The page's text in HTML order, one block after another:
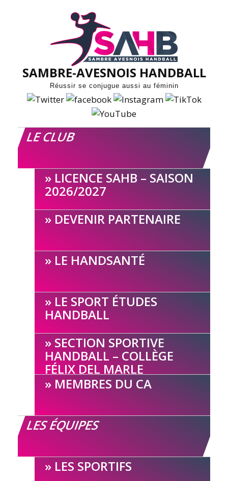
SAMBRE-AVESNOIS HANDBALL
Réussir se conjugue aussi au féminin
LE CLUB
LICENCE SAHB – SAISON
2026/2027
DEVENIR PARTENAIRE
LE HANDSANTÉ
LE SPORT ÉTUDES
HANDBALL
SECTION SPORTIVE
HANDBALL – COLLÈGE
FÉLIX DEL MARLE
MEMBRES DU CA
LES ÉQUIPES
LES SPORTIFS